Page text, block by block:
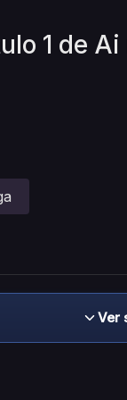
1 de
Ver